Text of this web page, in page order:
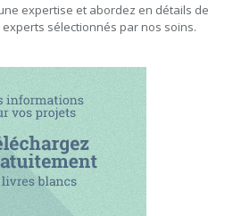
expertise et abordez en détails de
sélectionnés par nos soins.